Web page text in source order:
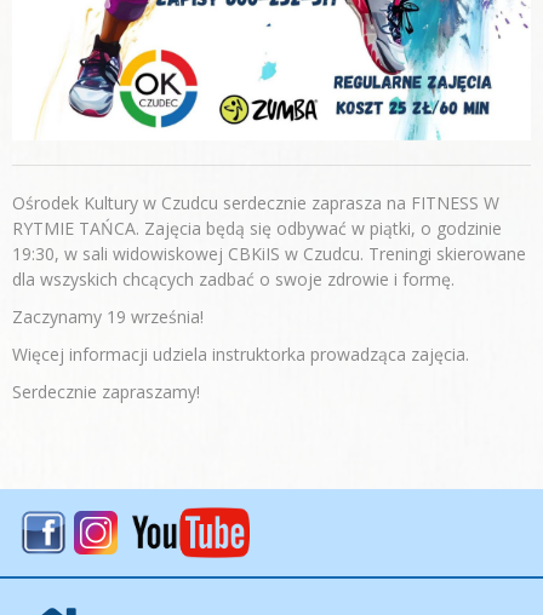
Ośrodek Kultury w Czudcu serdecznie zaprasza na FITNESS W
RYTMIE TAŃCA. Zajęcia będą się odbywać w piątki, o godzinie
19:30, w sali widowiskowej CBKiIS w Czudcu. Treningi skierowane
dla wszyskich chcących zadbać o swoje zdrowie i formę.
Zaczynamy 19 września!
Więcej informacji udziela instruktorka prowadząca zajęcia.
Serdecznie zapraszamy!